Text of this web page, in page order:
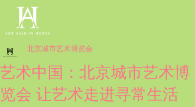
艺术中国：北京城市艺术博
览会 让艺术走进寻常生活
北京城市艺术博览会